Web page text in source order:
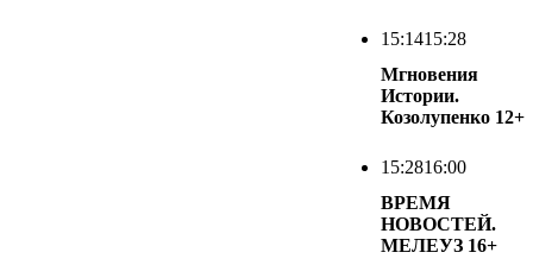
15:1415:28
Мгновения
Истории.
Козолупенко 12+
15:2816:00
ВРЕМЯ
НОВОСТЕЙ.
МЕЛЕУЗ 16+